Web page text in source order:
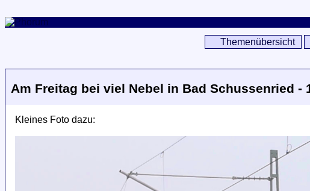
Themenübersicht
Am Freitag bei viel Nebel in Bad Schussenried -
Kleines Foto dazu: